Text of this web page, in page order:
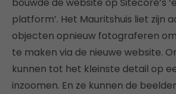
platform’. Het Mauritshuis liet zijn
objecten opnieuw fotograferen
te maken via de nieuwe website.
kunnen tot het kleinste detail op
inzoomen. En ze kunnen de